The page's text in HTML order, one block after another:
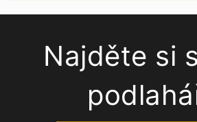
Najděte si